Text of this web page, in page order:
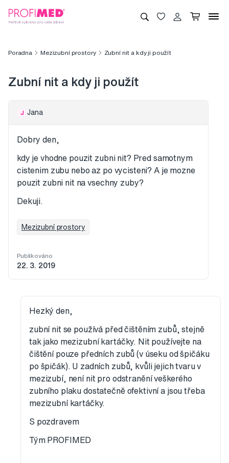
Poradna Mezizubní prostory Zubní nit a kdy ji použít
Zubní nit a kdy ji použít
J Jana
Dobry den,
kdy je vhodne pouzit zubni nit? Pred samotnym
cistenim zubu nebo az po vycisteni? A je mozne
pouzit zubni nit na vsechny zuby?
Dekuji.
Mezizubní prostory
Publikováno
22. 3. 2019
Hezký den,
zubní nit se používá před čištěním zubů, stejně
tak jako mezizubní kartáčky. Nit používejte na
čištění pouze předních zubů (v úseku od špičáku
po špičák). U zadních zubů, kvůli jejich tvaru v
mezizubí, není nit pro odstranění veškerého
zubního plaku dostatečně ofektivní a jsou třeba
mezizubní kartáčky.
S pozdravem
Tým PROFIMED